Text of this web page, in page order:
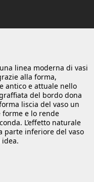
linea moderna di vasi
alla forma,
antico e attuale nello
del bordo dona
liscia del vaso un
forme e lo rende
L’effetto naturale
parte inferiore del vaso
idea.